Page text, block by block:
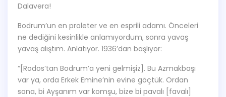
Dalavera!
Bodrum’un en proleter ve en esprili adamı. Önceleri
ne dediğini kesinlikle anlamıyordum, sonra yavaş
yavaş alıştım. Anlatıyor. 1936’dan başlıyor:
“[Rodos’tan Bodrum’a yeni gelmişiz]. Bu Azmakbaşı
var ya, orda Erkek Emine’nin evine göçtük. Ordan
sona, bi Ayşanım var komşu, bize bi pavalı [favalı]